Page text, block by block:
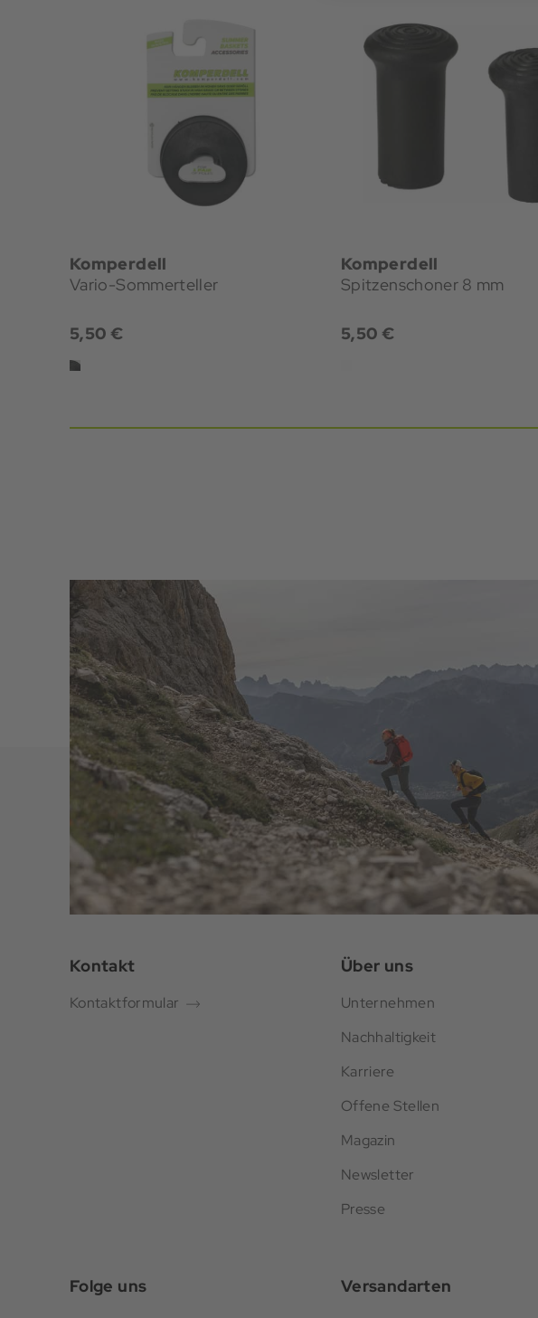
Komperdell
Vario-Sommerteller
5,50 €
Komperdell
Spitzenschoner 8 mm
5,50 €
Kontakt
Kontaktformular
Über uns
Unternehmen
Nachhaltigkeit
Karriere
Offene Stellen
Magazin
Newsletter
Presse
Folge uns Versandarten